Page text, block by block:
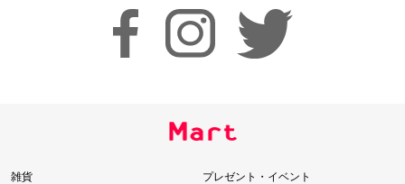
雑貨
プレゼント・イベント